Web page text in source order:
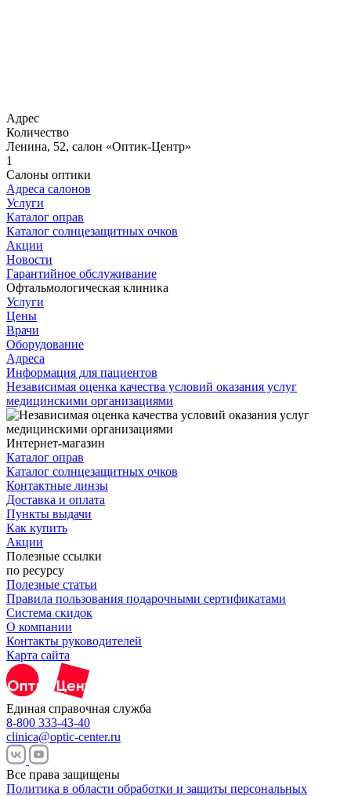
Адрес
Количество
Ленина, 52, салон «Оптик-Центр»
1
Салоны оптики
Адреса салонов
Услуги
Каталог оправ
Каталог солнцезащитных очков
Акции
Новости
Гарантийное обслуживание
Офтальмологическая клиника
Услуги
Цены
Врачи
Оборудование
Адреса
Информация для пациентов
Независимая оценка качества условий оказания услуг
медицинскими организациями
Интернет-магазин
Каталог оправ
Каталог солнцезащитных очков
Контактные линзы
Доставка и оплата
Пункты выдачи
Как купить
Акции
Полезные ссылки
по ресурсу
Полезные статьи
Правила пользования подарочными сертификатами
Система скидок
О компании
Контакты руководителей
Карта сайта
Единая справочная служба
8-800 333-43-40
clinica@optic-center.ru
Все права защищены
Политика в области обработки и защиты персональных